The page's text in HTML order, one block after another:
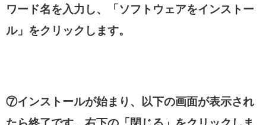
ワード名を入力し、「ソフトウェアをインストー
ル」をクリックします。
⑦インストールが始まり、以下の画面が表示され